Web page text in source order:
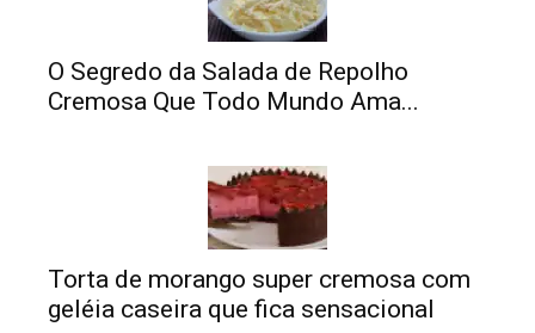
O Segredo da Salada de Repolho
Cremosa Que Todo Mundo Ama...
Torta de morango super cremosa com
geléia caseira que fica sensacional